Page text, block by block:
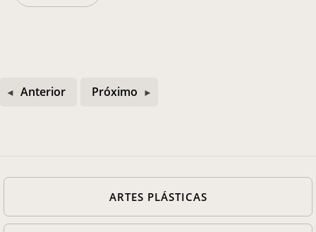
Anterior Próximo
ARTES PLÁSTICAS